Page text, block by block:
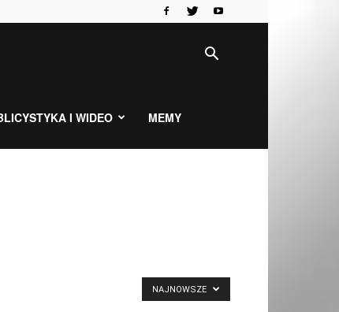
I WIDEO MEMY
NAJNOWSZE